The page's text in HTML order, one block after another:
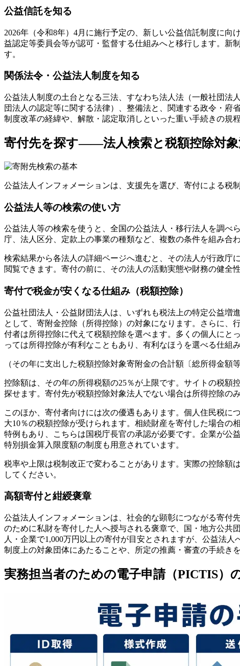
公益信託を知る
2026年（令和8年）4月に施行予定の、新しい公益信託制度に
益認定等委員会等が認可・監督する仕組みへと移行します。新
す。
関係法令・公益法人制度を知る
公益法人制度の土台となる三法、すなわち法人法（一般社団法
団法人の認定等に関する法律）、整備法と、関連する政令・府
制度改革の経緯や、解散・認定取消しといった重い手続きの規
寄付先を探す——法人検索と税額控除対
公益法人インフォメーションは、支援先を選び、寄付による税
公益法人等の検索の使い方
公益法人等の検索を使うと、全国の公益法人・移行法人を調べ
庁、法人区分、定款上の事業の種類など、複数の条件を組み合
検索結果から各法人の詳細ページへ進むと、その法人が行政庁
閲覧できます。寄付の前に、その法人の活動実態や財務の健全
寄付で税金が安くなる仕組み（税額控除）
公益社団法人・公益財団法人は、いずれも税法上の特定公益増
として、寄附金控除（所得控除）の対象になります。さらに
付者は所得控除に代えて税額控除を選べます。多くの個人にと
っては所得控除が有利なこともあり、有利なほうを選べる仕組
（その年に支出した税額控除対象寄附金の合計額〔総所得金額
控除額は、その年の所得税額の25％が上限です。サイトの税
探せます。寄付先が税額控除対象法人でない場合は所得控除の
このほか、寄付者向けには次の優遇もあります。個人住民税
大10％の税額控除が受けられます。相続財産を寄付した場合
特例もあり、こちらは国税庁長官の承認が必要です。企業が公
特別損金算入限度額の制度も用意されています。
税率や上限は税制改正で変わることがあります。実際の控除額
してください。
高額寄付と紺綬褒章
公益法人インフォメーションは、社会的な顕彰につながる寄付
のために私財を寄付した人へ授与される褒章で、国・地方公共
人・企業で1,000万円以上の寄付が目安とされますが、公益法
制度上の対象団体にあたることや、所定の推薦・審査の手続き
実務担当者のための電子申請（PICTIS）